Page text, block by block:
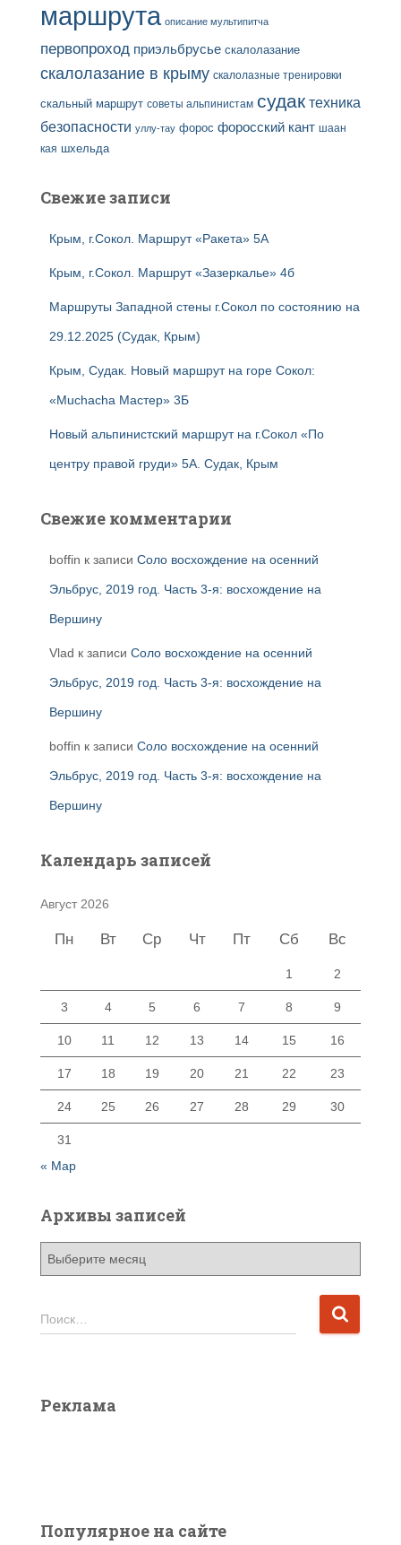
маршрута описание мультипитча
первопроход приэльбрусье скалолазание
скалолазание в крыму скалолазные тренировки
скальный маршрут советы альпинистам судак техника
безопасности уллу-тау форос форосский кант шаан
кая шхельда
Свежие записи
Крым, г.Сокол. Маршрут «Ракета» 5А
Крым, г.Сокол. Маршрут «Зазеркалье» 4б
Маршруты Западной стены г.Сокол по состоянию на
29.12.2025 (Судак, Крым)
Крым, Судак. Новый маршрут на горе Сокол:
«Muchacha Мастер» 3Б
Новый альпинистский маршрут на г.Сокол «По
центру правой груди» 5А. Судак, Крым
Свежие комментарии
boffin к записи Соло восхождение на осенний
Эльбрус, 2019 год. Часть 3-я: восхождение на
Вершину
Vlad к записи Соло восхождение на осенний
Эльбрус, 2019 год. Часть 3-я: восхождение на
Вершину
boffin к записи Соло восхождение на осенний
Эльбрус, 2019 год. Часть 3-я: восхождение на
Вершину
Календарь записей
Август 2026
Пн Вт Ср Чт Пт Сб Вс
1 2
3 4 5 6 7 8 9
10 11 12 13 14 15 16
17 18 19 20 21 22 23
24 25 26 27 28 29 30
31
« Мар
Архивы записей
п
Н
а
:
Поиск…
Реклама
Популярное на сайте